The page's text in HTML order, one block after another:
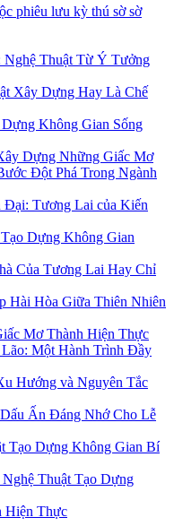
phiêu lưu kỳ thú sờ sờ
Nghệ Thuật Từ Ý Tưởng
Xây Dựng Hay Là Chế
Không Gian Sống
Dựng Những Giấc Mơ
Đột Phá Trong Ngành
Đại: Tương Lai của Kiến
Dựng Không Gian
Của Tương Lai Hay Chỉ
Hài Hòa Giữa Thiên Nhiên
Mơ Thành Hiện Thực
Một Hành Trình Đầy
Hướng và Nguyên Tắc
Ấn Đáng Nhớ Cho Lễ
Tạo Dựng Không Gian Bí
Thuật Tạo Dựng
Hiện Thực